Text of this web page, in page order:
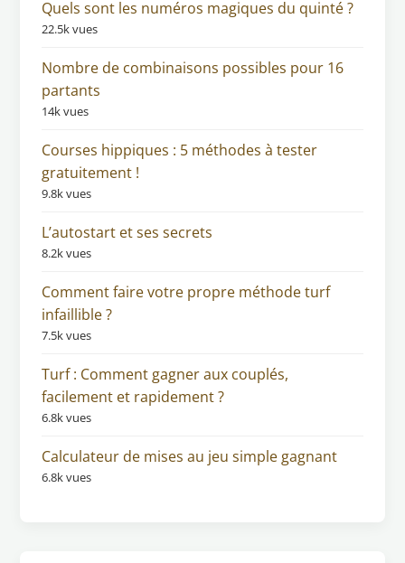
Quels sont les numéros magiques du quinté ?
22.5k vues
Nombre de combinaisons possibles pour 16
partants
14k vues
Courses hippiques : 5 méthodes à tester
gratuitement !
9.8k vues
L’autostart et ses secrets
8.2k vues
Comment faire votre propre méthode turf
infaillible ?
7.5k vues
Turf : Comment gagner aux couplés,
facilement et rapidement ?
6.8k vues
Calculateur de mises au jeu simple gagnant
6.8k vues